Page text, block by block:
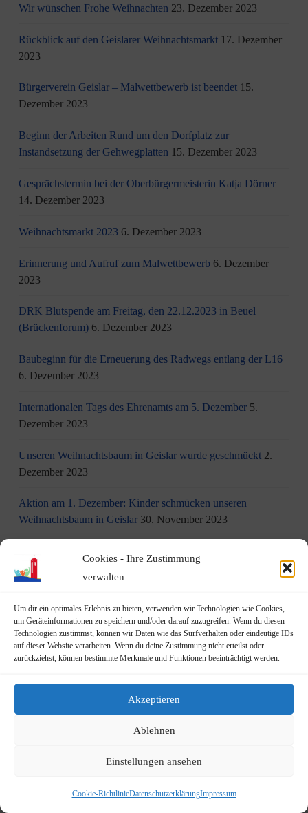
Cookies - Ihre Zustimmung
verwalten
Um dir ein optimales Erlebnis zu bieten, verwenden wir Technologien wie Cookies,
um Geräteinformationen zu speichern und/oder darauf zuzugreifen. Wenn du diesen
Technologien zustimmst, können wir Daten wie das Surfverhalten oder eindeutige IDs
auf dieser Website verarbeiten. Wenn du deine Zustimmung nicht erteilst oder
zurückziehst, können bestimmte Merkmale und Funktionen beeinträchtigt werden.
Akzeptieren
Ablehnen
Einstellungen ansehen
Cookie-RichtlinieDatenschutzerklärungImpressum
Wir wünschen Frohe Weihnachten 23. Dezember 2023
Rückblick auf den Geislarer Weihnachtsmarkt 17. Dezember
2023
Bürgerverein Geislar – Malwettbewerb ist beendet 15.
Dezember 2023
Beginn der Arbeiten Rund um den Dorfplatz zur
Instandsetzung der Gehwegplatten 15. Dezember 2023
Gesprächstermin bei der Oberbürgermeisterin Katja Dörner
14. Dezember 2023
Weihnachtsmarkt 2023 6. Dezember 2023
Erinnerung und Aufruf zum Malwettbewerb 6. Dezember
2023
DRK Blutspende am Freitag, den 22.12.2023 in Beuel
(Brückenforum) 6. Dezember 2023
Baubeginn für die Erneuerung des Radwegs entlang der L16
6. Dezember 2023
Internationalen Tags des Ehrenamts am 5. Dezember 5.
Dezember 2023
Unseren Weihnachtsbaum in Geislar wurde geschmückt 2.
Dezember 2023
Aktion am 1. Dezember: Kinder schmücken unseren
Weihnachtsbaum in Geislar 30. November 2023
„Hubertusklause“ öffnet (endlich) wieder
Malwettbewerb für Kinder 11. November 2023
Neuer Standort der Jugendarbeit „op Jöck“ vom
JUgendZEntrum Haus Michael 9. November 2023
DRK Blutspende am Mittwoch, den 22.11.2023 in Vilich
22. Oktober 2023